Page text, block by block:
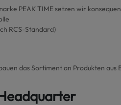
PEAK TIME setzen wir
RCS-Standard)
das Sortiment an Produkten